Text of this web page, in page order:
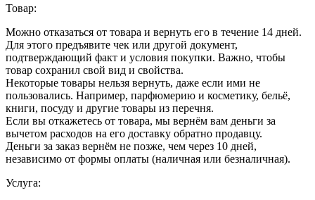
Товар:
Можно отказаться от товара и вернуть его в течение 14 дней.
Для этого предъявите чек или другой документ,
подтверждающий факт и условия покупки. Важно, чтобы
товар сохранил свой вид и свойства.
Некоторые товары нельзя вернуть, даже если ими не
пользовались. Например, парфюмерию и косметику, бельё,
книги, посуду и другие товары из перечня.
Если вы откажетесь от товара, мы вернём вам деньги за
вычетом расходов на его доставку обратно продавцу.
Деньги за заказ вернём не позже, чем через 10 дней,
независимо от формы оплаты (наличная или безналичная).
Услуга: